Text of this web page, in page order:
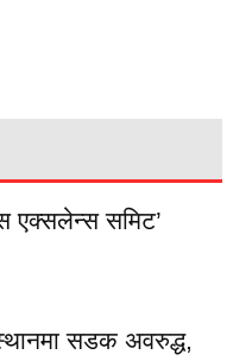
एक्सलेन्स समिट’
सडक अवरुद्ध,